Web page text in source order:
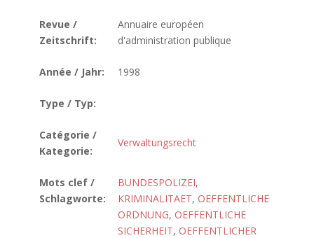
Revue /
Zeitschrift:
Annuaire européen
d'administration publique
Année / Jahr: 1998
Type / Typ:
Catégorie /
Kategorie:
Verwaltungsrecht
Mots clef /
Schlagworte:
BUNDESPOLIZEI,
KRIMINALITAET, OEFFENTLICHE
ORDNUNG, OEFFENTLICHE
SICHERHEIT, OEFFENTLICHER